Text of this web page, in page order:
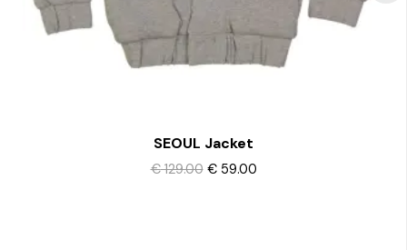
the
product
SEOUL Jacket
€129.00 Original
€59.00Current
Alle Design’s zeigen